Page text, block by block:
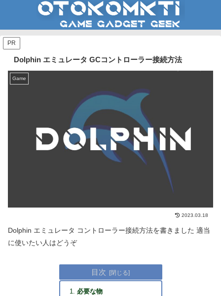
PR
Dolphin エミュレータ GCコントローラー接続方法
Game
2023.03.18
Dolphin エミュレータ コントローラー接続方法を書きました 適当
に使いたい人はどうぞ
目次
必要な物